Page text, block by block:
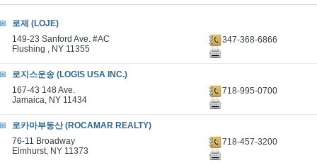
로제 (LOJE)
149-23 Sanford Ave. #AC
Flushing , NY 11355
347-368-6866
로지스운송 (LOGIS USA INC.)
167-43 148 Ave.
Jamaica, NY 11434
718-995-0700
로카마부동산 (ROCAMAR REALTY)
76-11 Broadway
Elmhurst, NY 11373
718-457-3200